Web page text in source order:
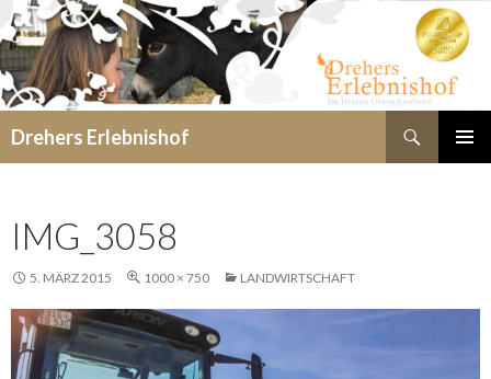
Drehers Erlebnishof
IMG_3058
5. MÄRZ 2015 1000 × 750 LANDWIRTSCHAFT